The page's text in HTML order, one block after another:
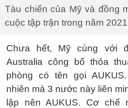
Tàu chiến của Mỹ và đồng
cuộc tập trận trong năm
Chưa hết, Mỹ cùng với
Australia công bố thỏa
phòng có tên gọi
nhiên mà 3 nước này liên
lập nên AUKUS. Cơ chế